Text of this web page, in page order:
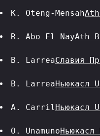
K. Oteng-Mensah
R. Abo El NayAth
B. LarreaСлавия
B. LarreaНьюкасл
A. CarrilНьюкасл
O. Unamuno